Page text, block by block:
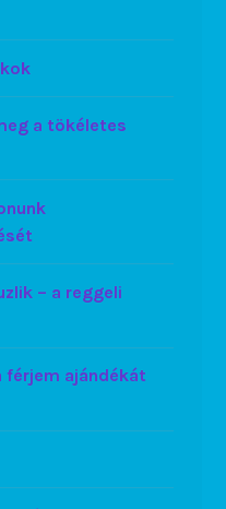
a tökéletes
– a reggeli
férjem ajándékát